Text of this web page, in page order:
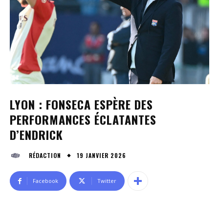
LYON : FONSECA ESPÈRE DES
PERFORMANCES ÉCLATANTES
D’ENDRICK
RÉDACTION 19 JANVIER 2026
Facebook Twitter